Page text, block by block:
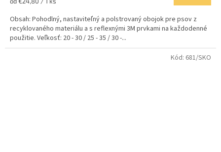
Obsah: Pohodlný, nastaviteľný a polstrovaný obojok pre psov z
recyklovaného materiálu a s reflexnými 3M prvkami na každodenné
použitie. Veľkosť: 20 - 30 / 25 - 35 / 30 -...
Kód: 681/SKO